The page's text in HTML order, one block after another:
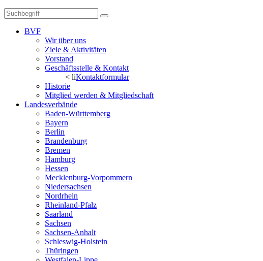
BVF
Wir über uns
Ziele & Aktivitäten
Vorstand
Geschäftsstelle & Kontakt
< liKontaktformular
Historie
Mitglied werden & Mitgliedschaft
Landesverbände
Baden-Württemberg
Bayern
Berlin
Brandenburg
Bremen
Hamburg
Hessen
Mecklenburg-Vorpommern
Niedersachsen
Nordrhein
Rheinland-Pfalz
Saarland
Sachsen
Sachsen-Anhalt
Schleswig-Holstein
Thüringen